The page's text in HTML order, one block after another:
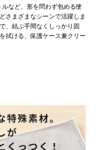
など、形を問わず包める便
さまざまなシーンで活躍しま
、結ぶ手間なくしっかり固
拭ける、保護ケース兼クリー